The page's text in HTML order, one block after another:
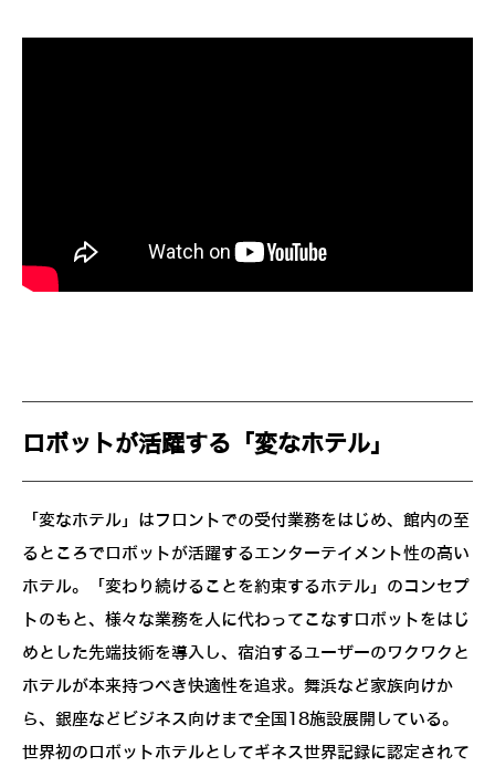
ロボットが活躍する「変なホテル」
「変なホテル」はフロントでの受付業務をはじめ、館内の至
るところでロボットが活躍するエンターテイメント性の高い
ホテル。「変わり続けることを約束するホテル」のコンセプ
トのもと、様々な業務を人に代わってこなすロボットをはじ
めとした先端技術を導入し、宿泊するユーザーのワクワクと
ホテルが本来持つべき快適性を追求。舞浜など家族向けか
ら、銀座などビジネス向けまで全国18施設展開している。
世界初のロボットホテルとしてギネス世界記録に認定されて